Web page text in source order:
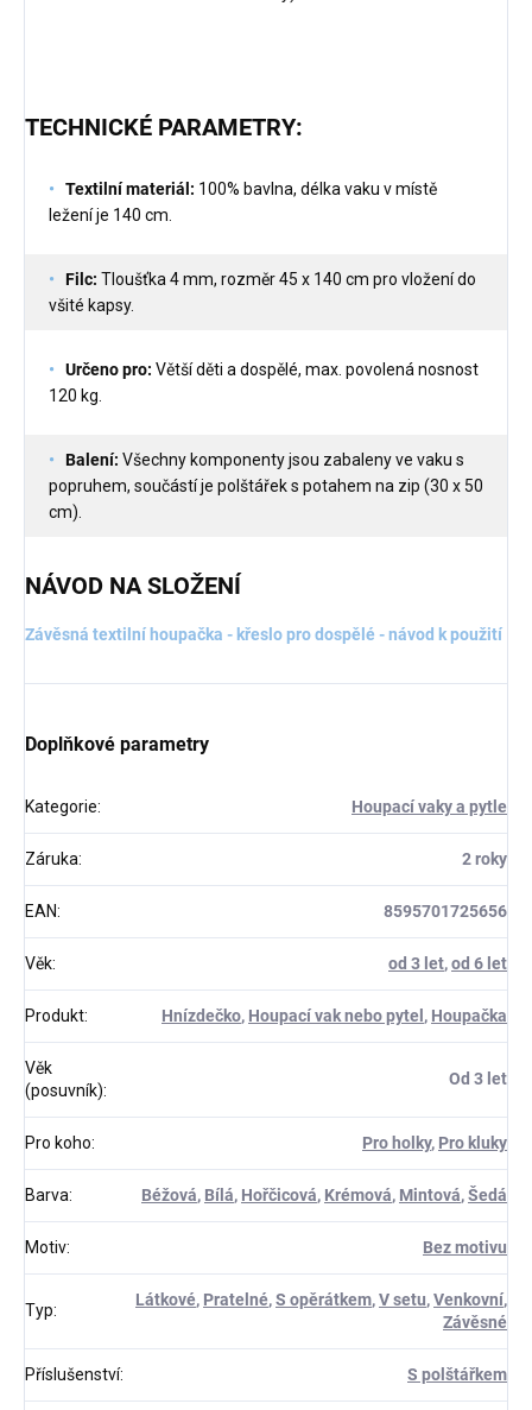
TECHNICKÉ PARAMETRY:
Textilní materiál: 100% bavlna, délka vaku v místě
ležení je 140 cm.
Filc: Tloušťka 4 mm, rozměr 45 x 140 cm pro vložení do
všité kapsy.
Určeno pro: Větší děti a dospělé, max. povolená nosnost
120 kg.
Balení: Všechny komponenty jsou zabaleny ve vaku s
popruhem, součástí je polštářek s potahem na zip (30 x 50
cm).
NÁVOD NA SLOŽENÍ
Závěsná textilní houpačka - křeslo pro dospělé - návod k použití
Doplňkové parametry
Kategorie: Houpací vaky a pytle
Záruka: 2 roky
EAN: 8595701725656
Věk: od 3 let,od 6 let
Produkt: Hnízdečko, Houpací vak nebo pytel , Houpačka
Věk
(posuvník):
Od 3 let
Pro koho: Pro holky, Pro kluky
Barva: Béžová, Bílá, Hořčicová, Krémová, Mintová,Šedá
Motiv: Bez motivu
Typ:
Látkové, Pratelné,S opěrátkem,V setu,Venkovní,
Závěsné
Příslušenství: S polštářkem